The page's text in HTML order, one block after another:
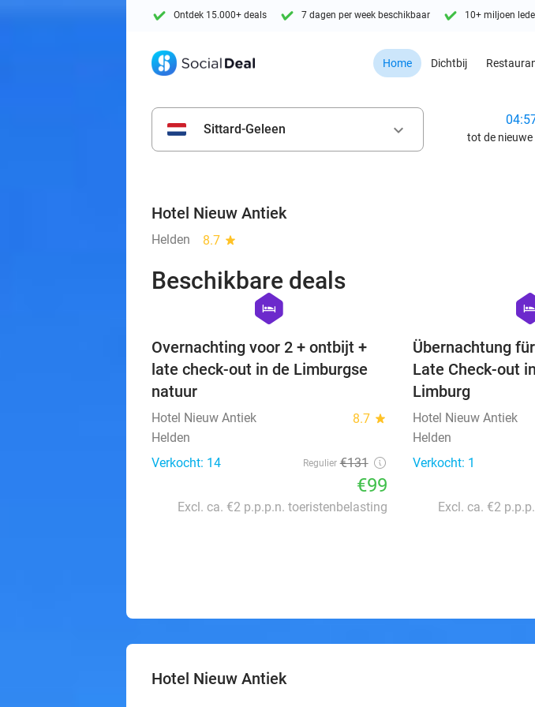
Ontdek 15.000+ deals 7 dagen per week beschikbaar 10+ miljoen
Home Dichtbij
Sittard-Geleen keyboard_arrow_down tot de nieuwe
Hotel Nieuw Antiek
Helden 8.7 star
Beschikbare deals
hexagon
hotel
Overnachting voor 2 + ontbijt +
late check-out in de Limburgse
natuur
Hotel Nieuw Antiek 8.7 star
Helden
Verkocht: 14
Regulier €131
€99
Excl. ca. €2 p.p.p.n. toeristenbelasting
Übernachtung
Late Check-out
Limburg
Hotel Nieuw Antiek
Helden
Verkocht: 1
Excl. ca. €2
Hotel Nieuw Antiek